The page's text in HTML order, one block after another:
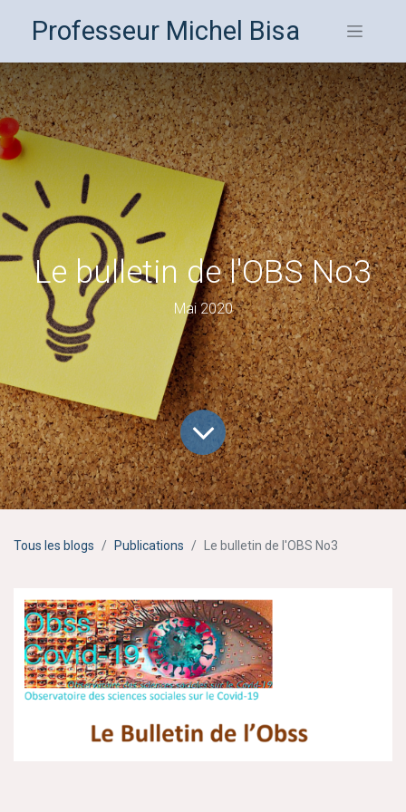
Professeur Michel Bisa
Le bulletin de l'OBS No3
Mai 2020
Tous les blogs Publications Le bulletin de l'OBS No3